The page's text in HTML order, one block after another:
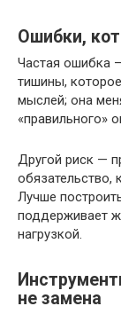
Ошибки,
Частая ошибка
тишины,
мыслей; она
«правильного»
Другой риск —
обязательство,
Лучше
поддерживает
нагрузкой.
не замена